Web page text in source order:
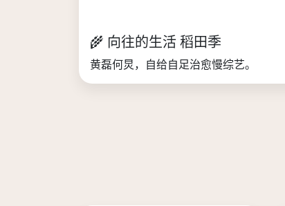
🌾 向往的生活 稻田季
黄磊何炅，自给自足治愈慢综艺。